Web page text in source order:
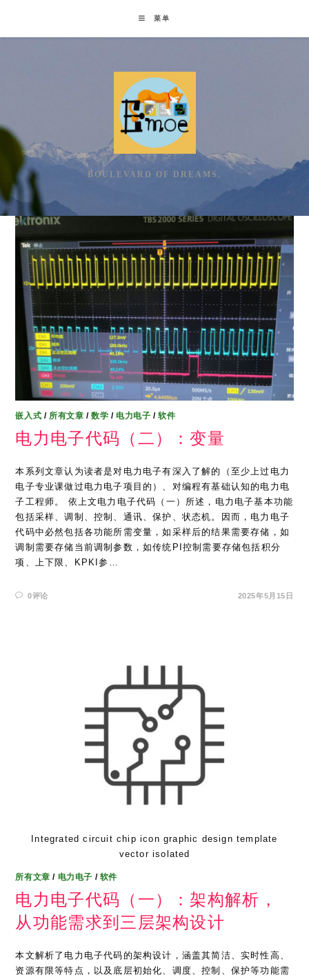
content
菜单
BOULEVARD OF DREAMS.
嵌入式 / 所有文章 /数学 / 电力电子 /软件
电力电子代码（二）：变量
本系列文章认为读者是对电力电子有深入了解的（至少上过电力
电子专业课做过电力电子项目的）、对编程有基础认知的电力电
子工程师。 依上文电力电子代码（一）所述，电力电子基本功能
包括采样、调制、控制、通讯、保护、状态机。因而，电力电子
代码中必然包括各功能所需变量，如采样后的结果需要存储，如
调制需要存储当前调制参数，如传统PI控制需要存储包括积分
项、上下限、KPKI参…
0评论 2025年5月15日
Integrated circuit chip icon graphic design template
vector isolated
所有文章 / 电力电子 / 软件
电力电子代码（一）：架构解析，
从功能需求到三层架构设计
本文解析了电力电子代码的架构设计，涵盖其简洁、实时性高、
资源有限等特点，以及底层初始化、调度、控制、保护等功能需